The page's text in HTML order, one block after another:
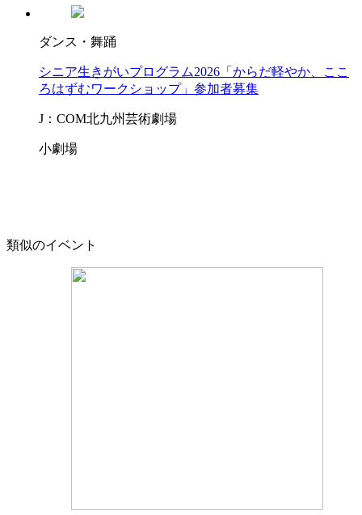
ダンス・舞踊
シニア生きがいプログラム2026「からだ軽やか、ここ
ろはずむワークショップ」参加者募集
J：COM北九州芸術劇場
小劇場
類似のイベント